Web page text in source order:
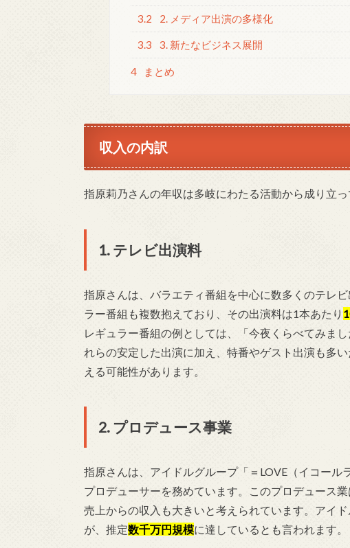
3.2 2. メディア出演の多様化
3.3 3. 新たなビジネス展開
4 まとめ
収入の内訳
指原莉乃さんの年収は多岐にわたる活動から成り立
1. テレビ出演料
指原さんは、バラエティ番組を中心に数多くのテレ
ラー番組も複数抱えており、その出演料は1本あたり
レギュラー番組の例としては、「今夜くらべてみま
れらの安定した出演に加え、特番やゲスト出演も多
える可能性があります。
2. プロデュース事業
指原さんは、アイドルグループ「＝LOVE（イコー
プロデューサーを務めています。このプロデュース
売上からの収入も大きいと考えられています。アイ
が、推定数千万円規模に達しているとも言われます。